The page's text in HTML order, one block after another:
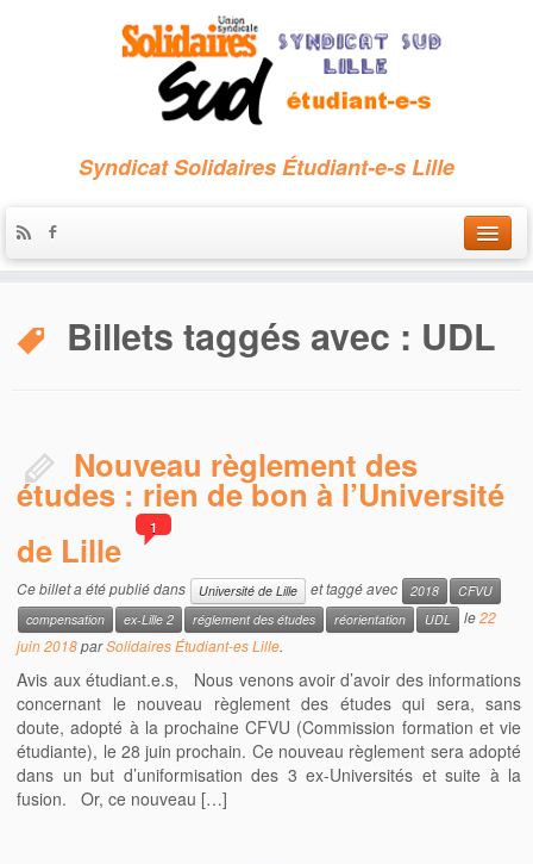
Syndicat Solidaires Étudiant-e-s Lille
Qui sommes-nous ?
Billets taggés avec : UDL
Nouveau règlement des
études : rien de bon à l’Université
de Lille
1
Ce billet a été publié dans Université de Lille et taggé avec 2018
CFVU
compensation
ex-Lille 2 réglement des études réorientation UDL le22
juin 2018parSolidaires Étudiant-es Lille.
Avis aux étudiant.e.s, Nous venons avoir d’avoir des informations
concernant le nouveau règlement des études qui sera, sans
doute, adopté à la prochaine CFVU (Commission formation et vie
étudiante), le 28 juin prochain. Ce nouveau règlement sera adopté
dans un but d’uniformisation des 3 ex-Universités et suite à la
fusion. Or, ce nouveau […]